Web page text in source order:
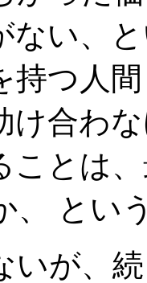
ない、
持つ人
け合わ
ことは
、 とい
いが、